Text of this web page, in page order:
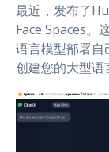
最近，发布了
Face Spaces。
语言模型部署自
创建您的大型语